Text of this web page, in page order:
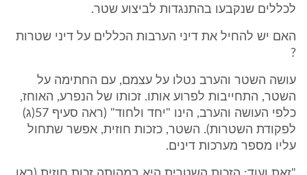
לכללים שנקבעו בהתנגדות לביצוע שטר.
האם יש להחיל את דיני הערבות הכללים על דיני שטרות
?
עושה השטר והערב נטלו על עצמם, עם החתימה על
השטר, התחייבות לפרוע אותו. זכותו של הנפרע, האוחז,
כלפי העושה והערב, הינו "יחד ולחוד" (ראה סעיף 57(ג)
לפקודת השטרות). השטר, כזכות חוזית, אפשר שתחול
עליו מספר מערכות דינים.